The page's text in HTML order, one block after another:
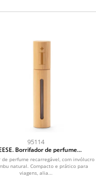
95114
Borrifador de perfume
com invólucro em bambu
natural
de perfume recarregável, com invólucro
natural. Compacto e prático para
viagens, alia...